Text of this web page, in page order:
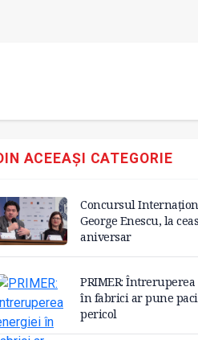
ACEEAȘI CATEGORIE
Concursul
George Enescu, la ceas
aniversar
PRIMER:
în fabrici ar pune
pericol